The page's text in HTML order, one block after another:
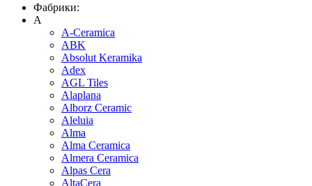
Фабрики:
A
A-Ceramica
ABK
Absolut Keramika
Adex
AGL Tiles
Alaplana
Alborz Ceramic
Aleluia
Alma
Alma Ceramica
Almera Ceramica
Alpas Cera
AltaCera